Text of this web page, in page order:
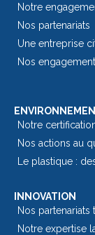
Notre
Nos partenariats
Une entreprise
Nos
Notre
Nos actions au
Le plastique :
INNOVATION
Nos partenariats
Notre expertise